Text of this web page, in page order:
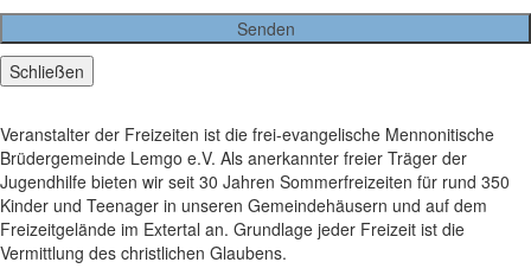
Schließen
Veranstalter der Freizeiten ist die frei-evangelische Mennonitische
Brüdergemeinde Lemgo e.V. Als anerkannter freier Träger der
Jugendhilfe bieten wir seit 30 Jahren Sommerfreizeiten für rund 350
Kinder und Teenager in unseren Gemeindehäusern und auf dem
Freizeitgelände im Extertal an. Grundlage jeder Freizeit ist die
Vermittlung des christlichen Glaubens.